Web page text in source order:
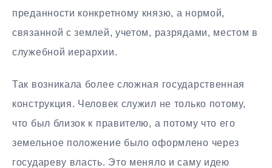
преданности конкретному князю, а нормой,
связанной с землей, учетом, разрядами, местом в
служебной иерархии.
Так возникала более сложная государственная
конструкция. Человек служил не только потому,
что был близок к правителю, а потому что его
земельное положение было оформлено через
государеву власть. Это меняло и саму идею